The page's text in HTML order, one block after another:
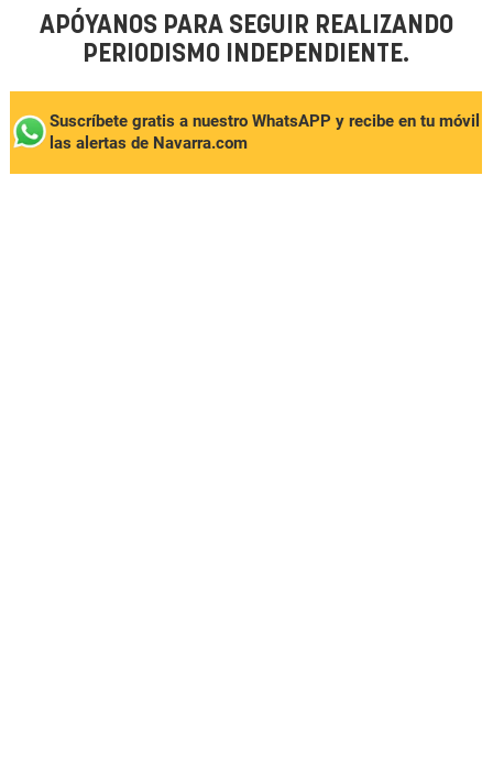
APÓYANOS PARA SEGUIR REALIZANDO
PERIODISMO INDEPENDIENTE.
Suscríbete gratis a nuestro WhatsAPP y recibe en tu móvil
las alertas de Navarra.com